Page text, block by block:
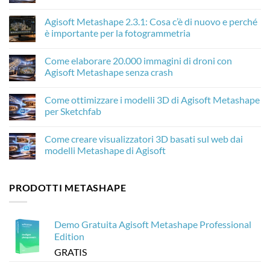
su
Come
l’AI
le
texture
della
Agisoft
Metashape
Agisoft Metashape 2.3.1: Cosa c’è di nuovo e perché
è importante per la fotogrammetria
su
Agisoft
Metashape
c’è
nuovo
è
importante
per
Come elaborare 20.000 immagini di droni con
Agisoft Metashape senza crash
su
elaborare
di
con
crash
Come ottimizzare i modelli 3D di Agisoft Metashape
per Sketchfab
su
ottimizzare
di
Agisoft
Come creare visualizzatori 3D basati sul web dai
modelli Metashape di Agisoft
Come
creare
web
modelli
Metashape
PRODOTTI METASHAPE
Demo Gratuita Agisoft Metashape Professional
Edition
GRATIS